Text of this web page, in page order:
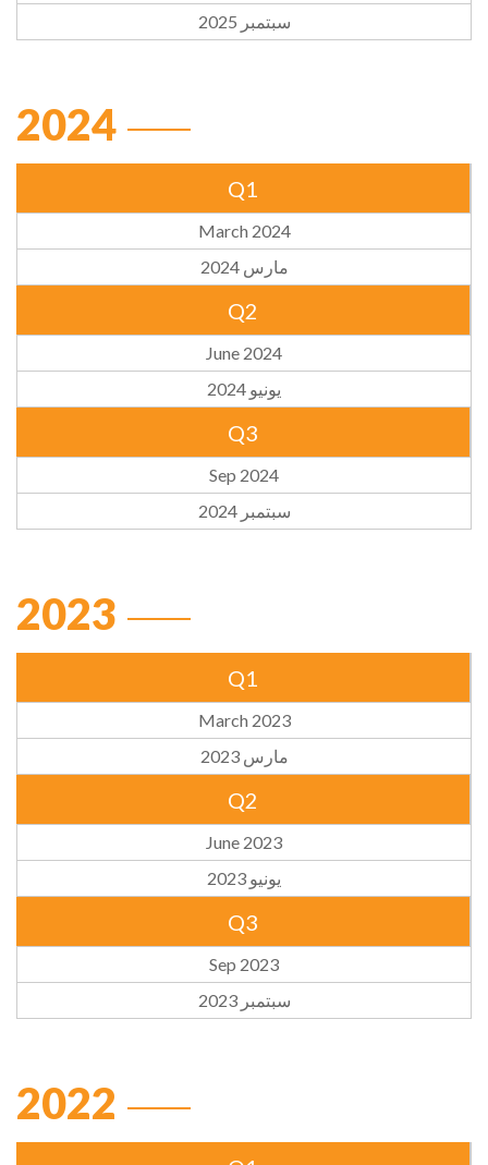
سبتمبر 2025
2024
Q1
March 2024
مارس 2024
Q2
June 2024
يونيو 2024
Q3
Sep 2024
سبتمبر 2024
2023
Q1
March 2023
مارس 2023
Q2
June 2023
يونيو 2023
Q3
Sep 2023
سبتمبر 2023
2022